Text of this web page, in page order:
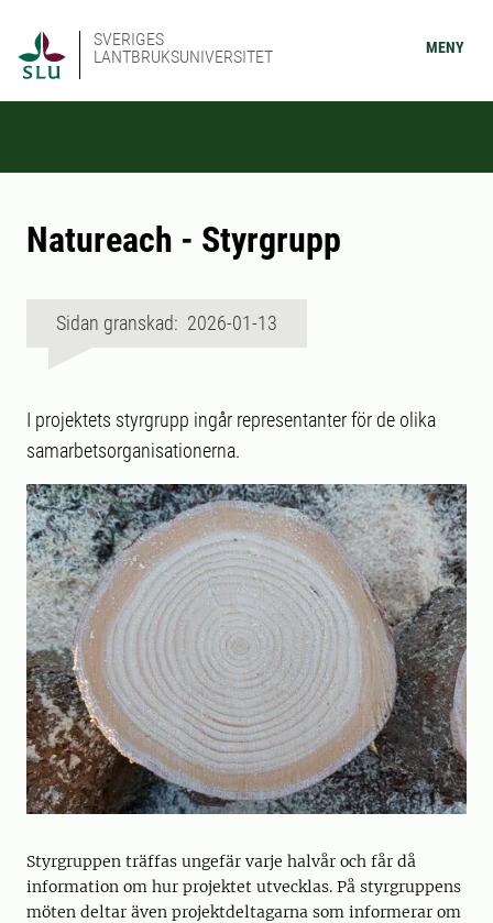
SVERIGES
LANTBRUKSUNIVERSITET
MENY
Natureach - Styrgrupp
Sidan granskad: 2026-01-13
I projektets styrgrupp ingår representanter för de olika
samarbetsorganisationerna.
Styrgruppen träffas ungefär varje halvår och får då
information om hur projektet utvecklas. På styrgruppens
möten deltar även projektdeltagarna som informerar om